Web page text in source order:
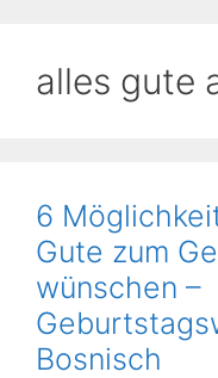
alles gute
6
Gute zum
wünschen –
Bosnisch